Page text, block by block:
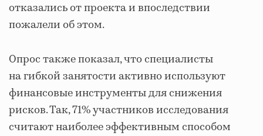
отказались от проекта и впоследствии
пожалели об этом.
Опрос также показал, что специалисты
на гибкой занятости активно используют
финансовые инструменты для снижения
рисков. Так, 71% участников исследования
считают наиболее эффективным способом